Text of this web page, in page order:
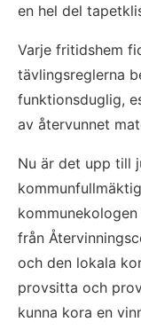
en hel del
Varje fritidshem
tävlingsreglerna
funktionsduglig,
av återvunnet
Nu är det upp till
från
och den lokala
provsitta och
kunna kora en